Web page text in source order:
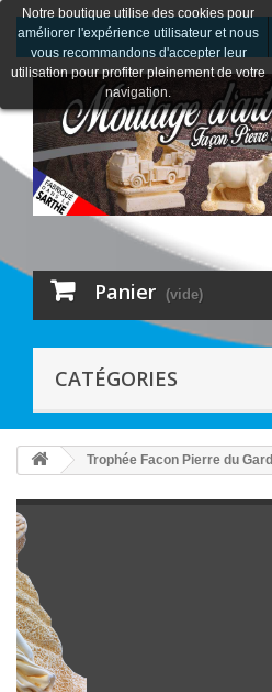
Panier (vide)
CATÉGORIES
Notre boutique utilise des cookies pour
améliorer l'expérience utilisateur et nous
vous recommandons d'accepter leur
utilisation pour profiter pleinement de votre
navigation.
Trophée Facon Pierre du Gard